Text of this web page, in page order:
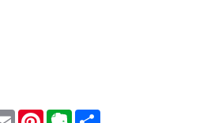
Email PinterestEvernote